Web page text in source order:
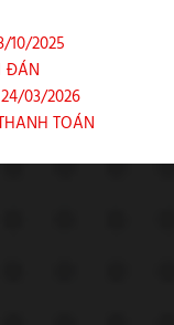
10/2025
ĐÁN
03/2026
TOÁN